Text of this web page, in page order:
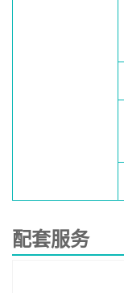
配套服务